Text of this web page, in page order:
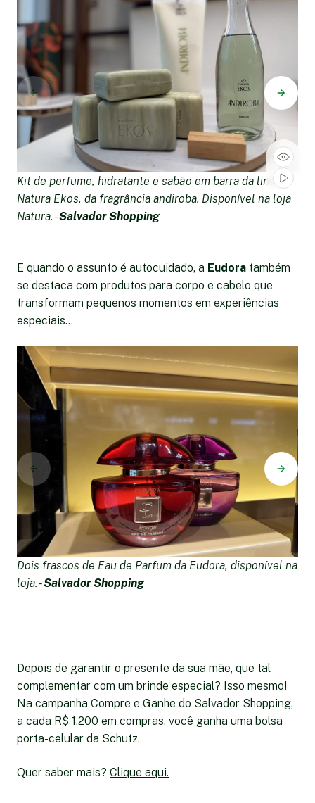
Kit de perfume, hidratante e sabão em barra da linha
Natura Ekos, da fragrância andiroba. Disponível na loja
Natura. -Salvador Shopping
E quando o assunto é autocuidado, a Eudora também
se destaca com produtos para corpo e cabelo que
transformam pequenos momentos em experiências
especiais...
Dois frascos de Eau de Parfum da Eudora, disponível na
loja. -Salvador Shopping
Depois de garantir o presente da sua mãe, que tal
complementar com um brinde especial? Isso mesmo!
Na campanha Compre e Ganhe do Salvador Shopping,
a cada R$ 1.200 em compras, você ganha uma bolsa
porta-celular da Schutz.
Quer saber mais? Clique aqui.